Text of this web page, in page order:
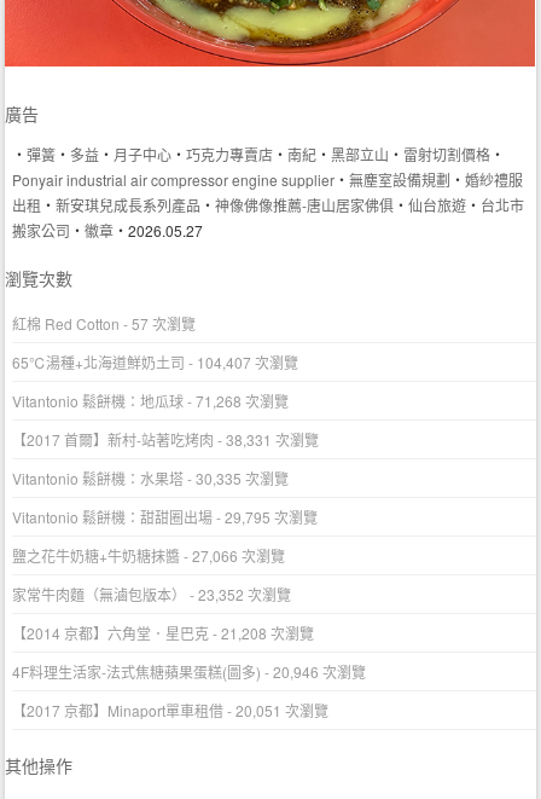
廣告
‧彈簧 ‧ 多益 ‧ 月子中心 ‧巧克力專賣店 ‧南紀 ‧黑部立山 ‧ 雷射切割價格 ‧
Ponyair industrial air compressor engine supplier ‧無塵室設備規劃 ‧婚紗禮服
出租 ‧新安琪兒成長系列產品 ‧神像佛像推薦-唐山居家佛俱 ‧仙台旅遊 ‧ 台北市
搬家公司 ‧徽章 ‧2026.05.27
瀏覽次數
紅棉 Red Cotton - 57 次瀏覽
65℃湯種+北海道鮮奶土司 - 104,407 次瀏覽
Vitantonio 鬆餅機：地瓜球- 71,268 次瀏覽
【2017 首爾】新村-站著吃烤肉 - 38,331 次瀏覽
Vitantonio 鬆餅機：水果塔- 30,335 次瀏覽
Vitantonio 鬆餅機：甜甜圈出場- 29,795 次瀏覽
鹽之花牛奶糖+牛奶糖抹醬- 27,066 次瀏覽
家常牛肉麵（無滷包版本）
- 23,352 次瀏覽
【2014 京都】六角堂．星巴克- 21,208 次瀏覽
4F料理生活家-法式焦糖蘋果蛋糕(圖多) - 20,946 次瀏覽
【2017 京都】Minaport單車租借- 20,051 次瀏覽
其他操作